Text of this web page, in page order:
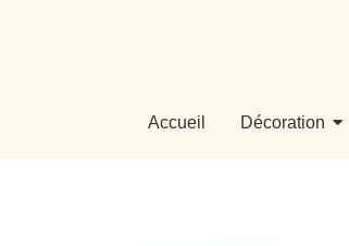
Accueil Décoration